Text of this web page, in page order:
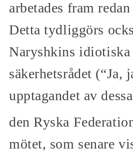
arbetades fram
Detta tydliggörs
Naryshkins idiotiska
säkerhetsrådet (“Ja,
upptagandet av
den Ryska
mötet, som senare